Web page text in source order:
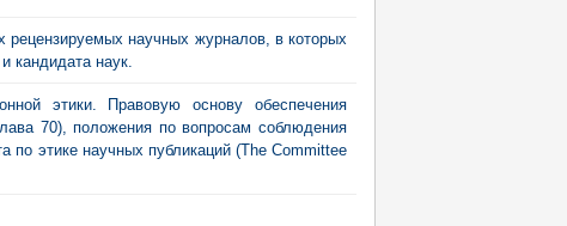
рецензируемых научных журналов, в которых
кандидата наук.
этики. Правовую основу обеспечения
70), положения по вопросам соблюдения
по этике научных публикаций (The Committee